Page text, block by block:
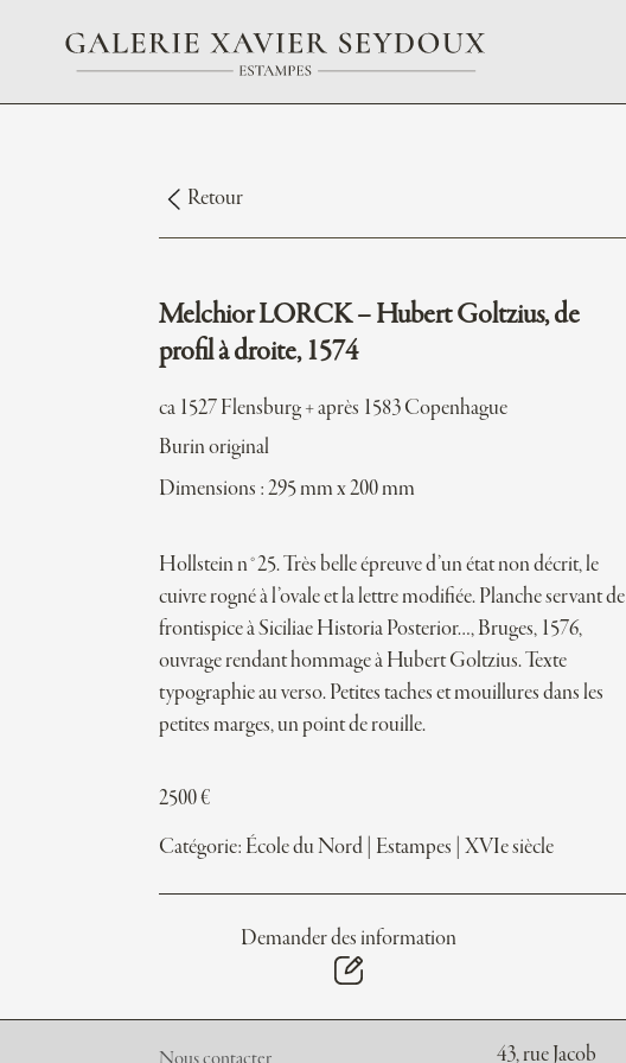
Retour
Melchior LORCK – Hubert Goltzius, de
profil à droite, 1574
ca 1527 Flensburg + après 1583 Copenhague
Burin original
Dimensions : 295 mm x 200 mm
Hollstein n°25. Très belle épreuve d’un état non décrit, le
cuivre rogné à l’ovale et la lettre modifiée. Planche servant de
frontispice à Siciliae Historia Posterior…, Bruges, 1576,
ouvrage rendant hommage à Hubert Goltzius. Texte
typographie au verso. Petites taches et mouillures dans les
petites marges, un point de rouille.
2500€
Catégorie: École du Nord Estampes |XVIe siècle
Demander des information
43, rue Jacob